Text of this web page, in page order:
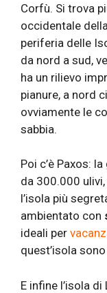
Corfù. Si trova
occidentale
periferia delle
da nord a sud,
ha un rilievo
pianure, a nord
ovviamente le
sabbia.
Poi c’è Paxos:
da 300.000
l’isola più
ambientato con
ideali per
quest’isola
E infine l’isola